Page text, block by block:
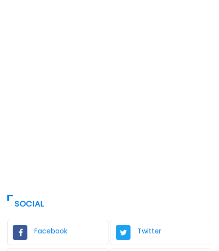
SOCIAL
Facebook Twitter